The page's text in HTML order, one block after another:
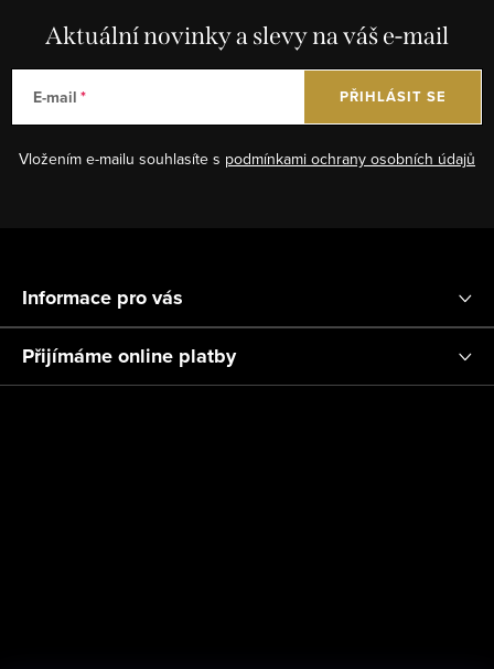
Aktuální novinky a slevy na váš e-mail
E-mail
Vložením e-mailu souhlasíte s podmínkami ochrany osobních údajů
PŘIHLÁSIT SE
p
t
Informace pro vás
Přijímáme online platby